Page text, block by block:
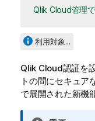
Qlik Cloud管理
利用対象...
Qlik Cloud認証を
トの間にセキュア
で展開された新機